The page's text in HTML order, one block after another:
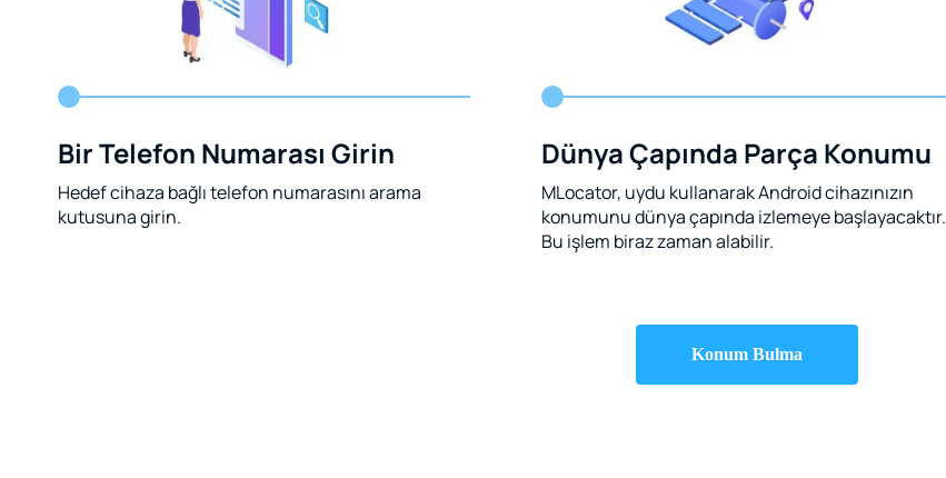
Bir Telefon Numarası Girin
Hedef cihaza bağlı telefon numarasını arama
kutusuna girin.
Dünya Çapında Parça Konumu
MLocator, uydu kullanarak Android cihazınızın
konumunu dünya çapında izlemeye başlayacaktır.
Bu işlem biraz zaman alabilir.
Konum Bulma